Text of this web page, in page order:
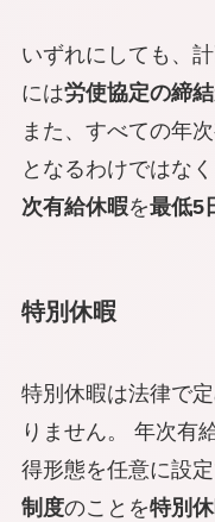
いずれにしても、
には労使協定の締
また、すべての年
となるわけではなく
次有給休暇を最低5
特別休暇
特別休暇は法律で
りません。 年次有
得形態を任意に設
制度のことを特別